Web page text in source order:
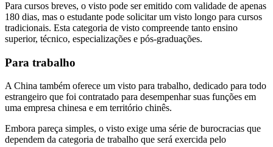
Para cursos breves, o visto pode ser emitido com validade de apenas
180 dias, mas o estudante pode solicitar um visto longo para cursos
tradicionais. Esta categoria de visto compreende tanto ensino
superior, técnico, especializações e pós-graduações.
Para trabalho
A China também oferece um visto para trabalho, dedicado para todo
estrangeiro que foi contratado para desempenhar suas funções em
uma empresa chinesa e em território chinês.
Embora pareça simples, o visto exige uma série de burocracias que
dependem da categoria de trabalho que será exercida pelo